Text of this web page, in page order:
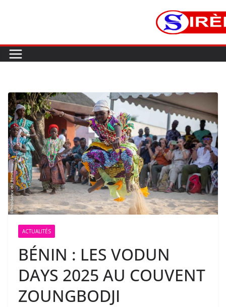
ACTUALITÉS
BÉNIN : LES VODUN
DAYS 2025 AU COUVENT
ZOUNGBODJI